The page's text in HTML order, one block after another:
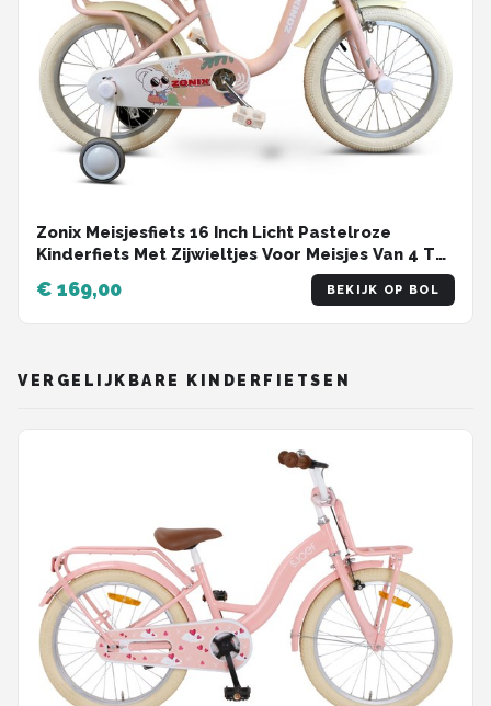
Zonix Meisjesfiets 16 Inch Licht Pastelroze
Kinderfiets Met Zijwieltjes Voor Meisjes Van 4 Tm
6 Jaar Geschikt Voor Kledingmaat 103-118
€ 169,00 BEKIJK OP BOL
VERGELIJKBARE KINDERFIETSEN